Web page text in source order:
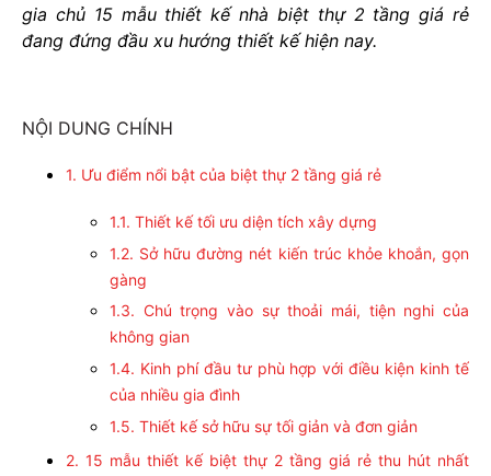
gia chủ 15 mẫu thiết kế nhà biệt thự 2 tầng giá rẻ
đang đứng đầu xu hướng thiết kế hiện nay.
NỘI DUNG CHÍNH
1. Ưu điểm nổi bật của biệt thự 2 tầng giá rẻ
1.1. Thiết kế tối ưu diện tích xây dựng
1.2. Sở hữu đường nét kiến trúc khỏe khoắn, gọn
gàng
1.3. Chú trọng vào sự thoải mái, tiện nghi của
không gian
1.4. Kinh phí đầu tư phù hợp với điều kiện kinh tế
của nhiều gia đình
1.5. Thiết kế sở hữu sự tối giản và đơn giản
2. 15 mẫu thiết kế biệt thự 2 tầng giá rẻ thu hút nhất